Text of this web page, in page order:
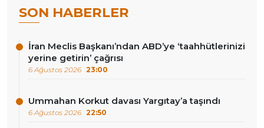
SON HABERLER
İran Meclis Başkanı’ndan ABD’ye ‘taahhütlerinizi
yerine getirin’ çağrısı
6 Ağustos 2026 23:00
Ummahan Korkut davası Yargıtay’a taşındı
6 Ağustos 2026 22:50